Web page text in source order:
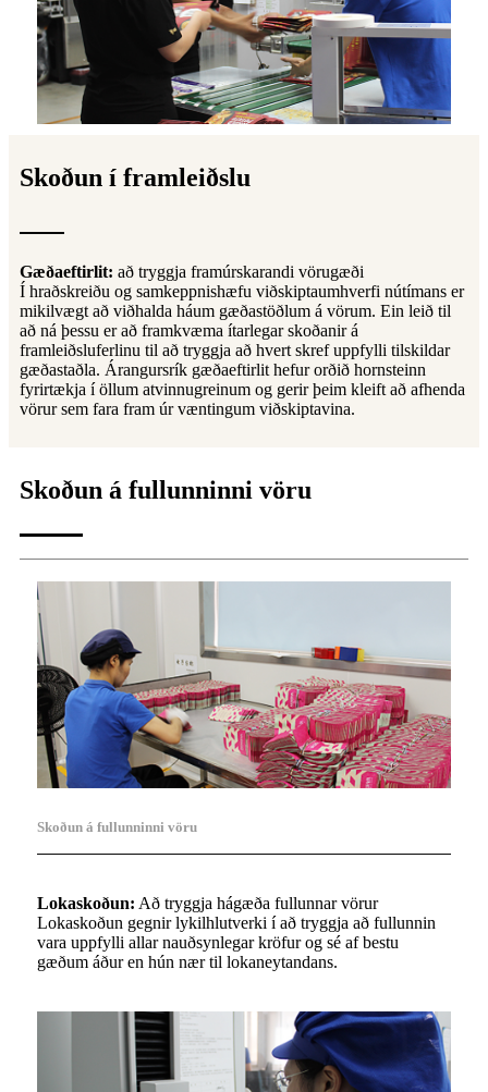
Skoðun í framleiðslu
Gæðaeftirlit: að tryggja framúrskarandi vörugæði
Í hraðskreiðu og samkeppnishæfu viðskiptaumhverfi nútímans er
mikilvægt að viðhalda háum gæðastöðlum á vörum. Ein leið til
að ná þessu er að framkvæma ítarlegar skoðanir á
framleiðsluferlinu til að tryggja að hvert skref uppfylli tilskildar
gæðastaðla. Árangursrík gæðaeftirlit hefur orðið hornsteinn
fyrirtækja í öllum atvinnugreinum og gerir þeim kleift að afhenda
vörur sem fara fram úr væntingum viðskiptavina.
Skoðun á fullunninni vöru
Skoðun á fullunninni vöru
Lokaskoðun: Að tryggja hágæða fullunnar vörur
Lokaskoðun gegnir lykilhlutverki í að tryggja að fullunnin
vara uppfylli allar nauðsynlegar kröfur og sé af bestu
gæðum áður en hún nær til lokaneytandans.